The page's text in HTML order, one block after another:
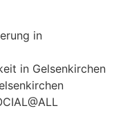
in
in Gelsenkirchen